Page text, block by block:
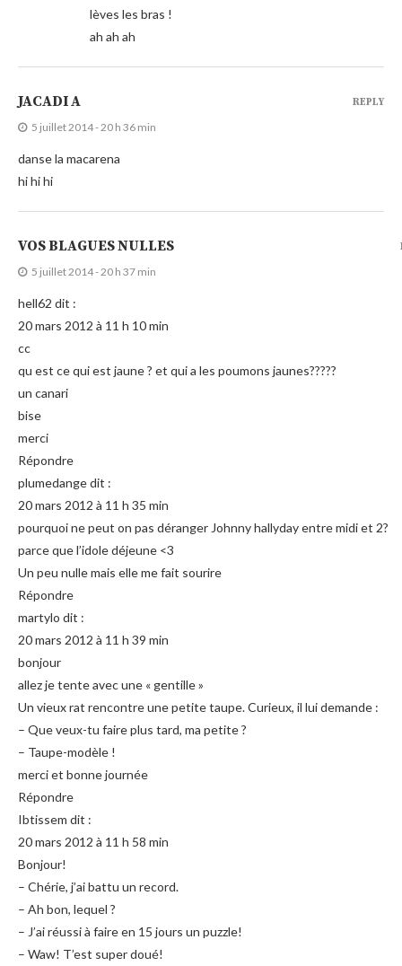
lèves les bras !
ah ah ah
JACADI A
5 juillet 2014 - 20 h 36 min
danse la macarena
hi hi hi
REPLY
VOS BLAGUES NULLES
5 juillet 2014 - 20 h 37 min
hell62 dit :
20 mars 2012 à 11 h 10 min
cc
qu est ce qui est jaune ? et qui a les poumons jaunes?????
un canari
bise
merci
Répondre
plumedange dit :
20 mars 2012 à 11 h 35 min
pourquoi ne peut on pas déranger Johnny hallyday entre midi et 2?
parce que l’idole déjeune <3
Un peu nulle mais elle me fait sourire
Répondre
martylo dit :
20 mars 2012 à 11 h 39 min
bonjour
allez je tente avec une « gentille »
Un vieux rat rencontre une petite taupe. Curieux, il lui demande :
– Que veux-tu faire plus tard, ma petite ?
– Taupe-modèle !
merci et bonne journée
Répondre
Ibtissem dit :
20 mars 2012 à 11 h 58 min
Bonjour!
– Chérie, j’ai battu un record.
– Ah bon, lequel ?
– J’ai réussi à faire en 15 jours un puzzle!
– Waw! T’est super doué!